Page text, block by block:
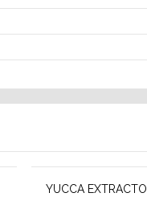
YUCCA EXTRACTO